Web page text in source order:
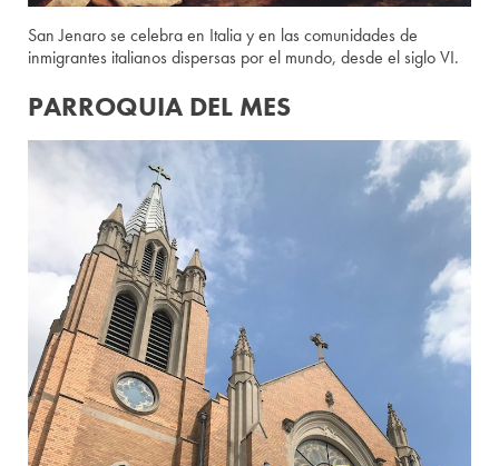
San Jenaro se celebra en Italia y en las comunidades de
inmigrantes italianos dispersas por el mundo, desde el siglo VI.
PARROQUIA DEL MES